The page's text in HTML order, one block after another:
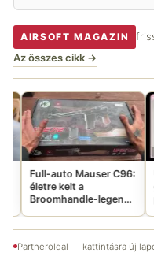
AIRSOFT MAGAZIN
Az összes cikk →
C96:
legenda
Újratölthető CO2
gránát vizes
palackból:
ennyire jó ötlet?
Partneroldal — kattintásra új